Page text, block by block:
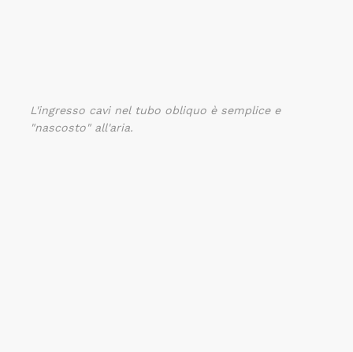
L'ingresso cavi nel tubo obliquo è semplice e
"nascosto" all'aria.